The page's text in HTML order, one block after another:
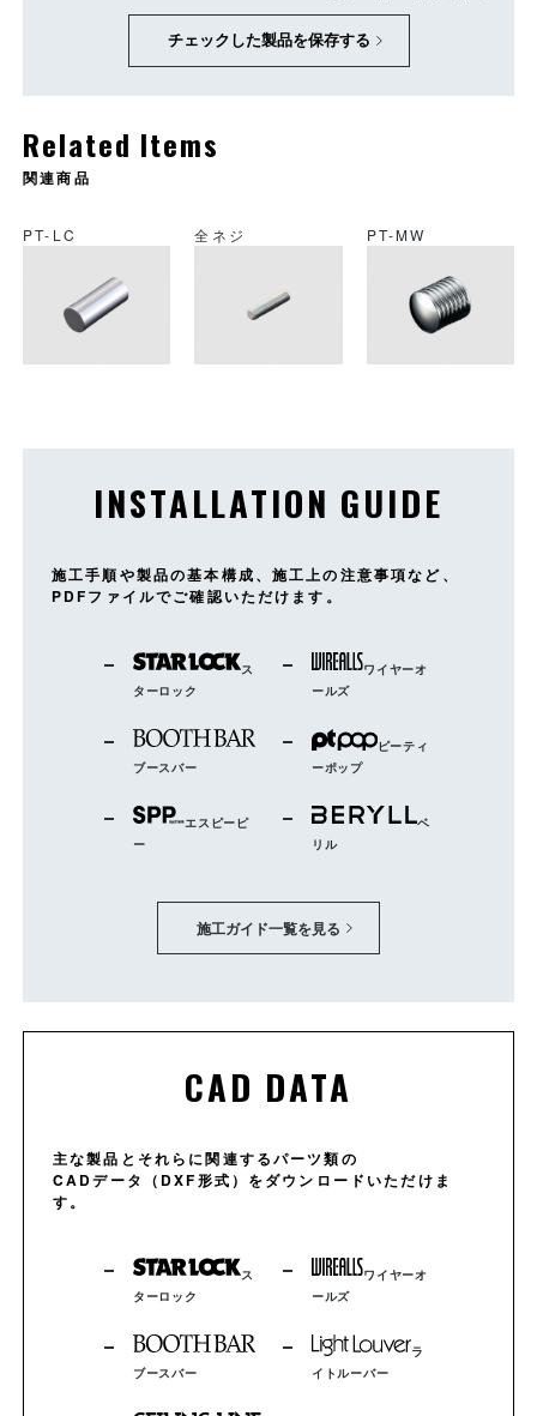
チェックした製品を保存する
Related Items
関連商品
PT-LC 全ネジ PT-MW
INSTALLATION GUIDE
施工手順や製品の基本構成、施工上の注意事項など、
PDFファイルでご確認いただけます。
ス
ターロック
ブースバー
エスピーピ
ー
ワイヤーオ
ールズ
ピーティ
ーポップ
ベ
リル
施工ガイド一覧を見る
CAD DATA
主な製品とそれらに関連するパーツ類の
CADデータ（DXF形式）をダウンロードいただけま
す。
ス
ターロック
ブースバー
ワイヤーオ
ールズ
ラ
イトルーバー